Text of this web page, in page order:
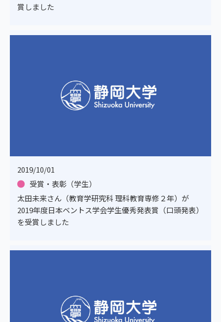
賞しました
2019/10/01
受賞・表彰（学生）
太田未来さん（教育学研究科 理科教育専修２年）が
2019年度日本ベントス学会学生優秀発表賞（口頭発表）
を受賞しました